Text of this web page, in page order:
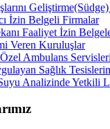
İzin Belgeli Firmalar
Faaliyet İzin
Veren Kuruluşlar
Ambulans Servisleri
Sağlık
Analizinde Yetkili